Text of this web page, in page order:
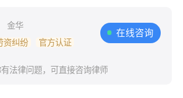
金华
资纠纷
官方认证
在线咨询
法律问题，可直接咨询律师